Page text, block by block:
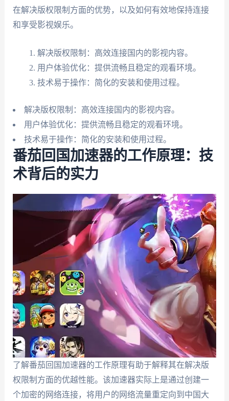
在解决版权限制方面的优势，以及如何有效地保持连接
和享受影视娱乐。
解决版权限制：高效连接国内的影视内容。
用户体验优化：提供流畅且稳定的观看环境。
技术易于操作：简化的安装和使用过程。
解决版权限制：高效连接国内的影视内容。
用户体验优化：提供流畅且稳定的观看环境。
技术易于操作：简化的安装和使用过程。
番茄回国加速器的工作原理：技
术背后的实力
了解番茄回国加速器的工作原理有助于解释其在解决版
权限制方面的优越性能。该加速器实际上是通过创建一
个加密的网络连接，将用户的网络流量重定向到中国大